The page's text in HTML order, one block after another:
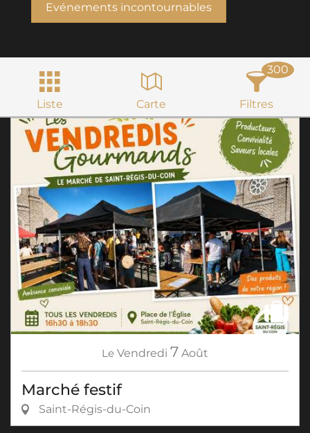
Evénements incontournables
Liste Carte Filtres
300
Le Vendredi 7 Août
Marché festif
Saint-Régis-du-Coin